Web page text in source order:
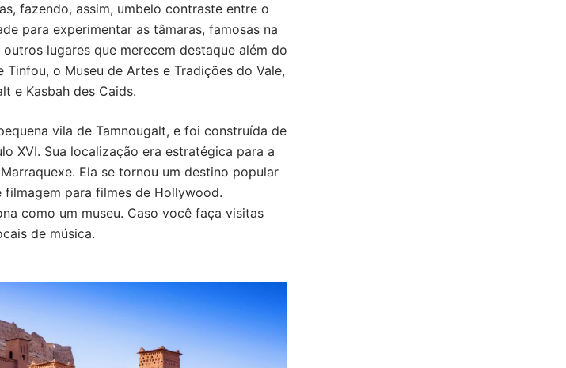
fazendo, assim, umbelo contraste entre o
para experimentar as tâmaras, famosas na
lugares que merecem destaque além do
o Museu de Artes e Tradições do Vale,
e Kasbah des Caids.
vila de Tamnougalt, e foi construída de
XVI. Sua localização era estratégica para a
Ela se tornou um destino popular
para filmes de Hollywood.
como um museu. Caso você faça visitas
de música.